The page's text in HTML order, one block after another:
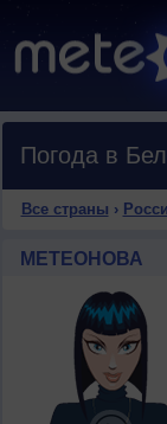
Погода в
Все страны ›
МЕТЕОНОВА